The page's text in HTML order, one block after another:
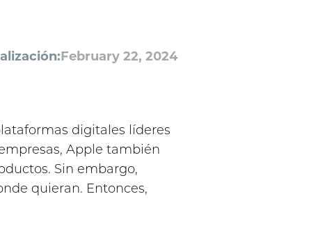
February 22, 2024
digitales líderes
Apple también
Sin embargo,
quieran. Entonces,